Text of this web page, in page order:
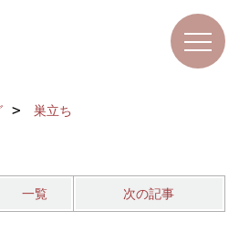
巣立ち
一覧 次の記事